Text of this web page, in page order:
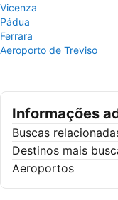
Vicenza
Pádua
Ferrara
Aeroporto de Treviso
Informações
Buscas
Destinos mais
Aeroportos